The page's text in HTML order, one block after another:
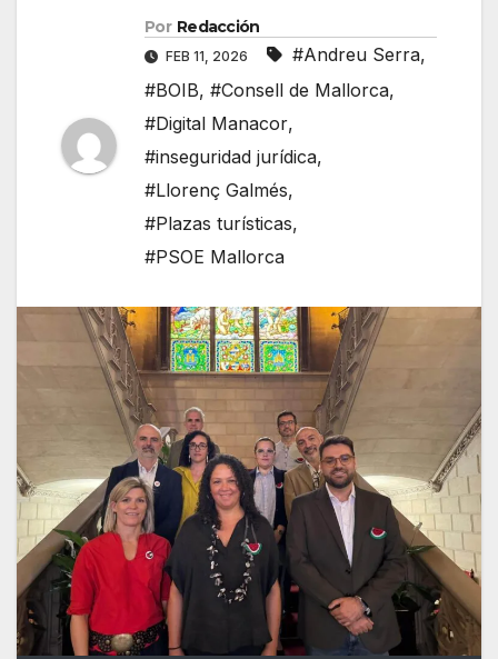
Por Redacción
FEB 11, 2026 #Andreu Serra,
#BOIB, #Consell de Mallorca,
#Digital Manacor,
#inseguridad jurídica,
#Llorenç Galmés,
#Plazas turísticas,
#PSOE Mallorca